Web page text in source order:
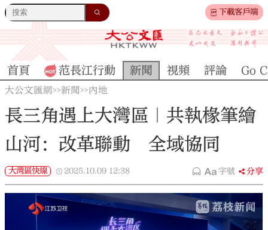
下載客戶端
首頁 范長江行動 新聞 視頻 評論 Go
大公文匯網>>新聞>>內地
長三角遇上大灣區｜共執椽筆繪
山河：改革聯動 全域協同
大灣區快線 2025.10.09 12:38 字號 分享